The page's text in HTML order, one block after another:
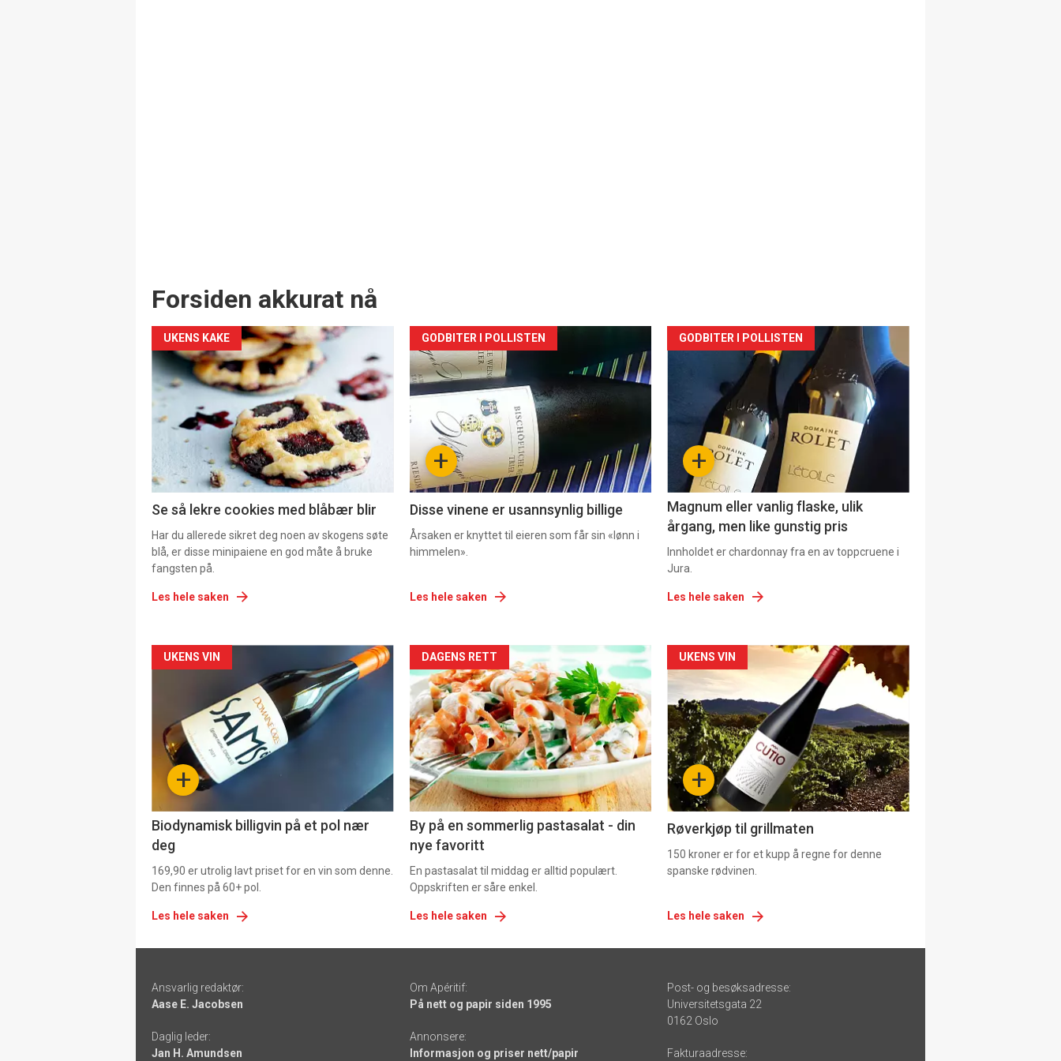
Forsiden akkurat nå
UKENS KAKE
Se så lekre cookies med blåbær blir
Har du allerede sikret deg noen av skogens søte
blå, er disse minipaiene en god måte å bruke
fangsten på.
Les hele saken
Forsiden
akkurat
nå
2 +
GODBITER I POLLISTEN
Disse vinene er usannsynlig billige
Årsaken er knyttet til eieren som får sin «lønn i
himmelen».
Les hele saken
Forsiden
akkurat
nå
+
GODBITER I POLLISTEN
Magnum eller vanlig flaske, ulik
årgang, men like gunstig pris
Innholdet er chardonnay fra en av toppcruene i
Jura.
Les hele saken
Forsiden
akkurat
nå
-
+
UKENS VIN
Biodynamisk billigvin på et pol nær
deg
169,90 er utrolig lavt priset for en vin som denne.
Den finnes på 60+ pol.
Les hele saken
Forsiden
akkurat
nå
-
5
DAGENS RETT
By på en sommerlig pastasalat - din
nye favoritt
En pastasalat til middag er alltid populært.
Oppskriften er såre enkel.
Les hele saken
Forsiden
akkurat
nå
-
6 +
UKENS VIN
Røverkjøp til grillmaten
150 kroner er for et kupp å regne for denne
spanske rødvinen.
Les hele saken
-
links
Ansvarlig redaktør:
Aase E. Jacobsen
Daglig leder:
Jan H. Amundsen
Om Apéritif:
På nett og papir siden 1995
Annonsere:
Informasjon og priser nett/papir
Post- og besøksadresse:
Universitetsgata 22
0162 Oslo
Fakturaadresse: